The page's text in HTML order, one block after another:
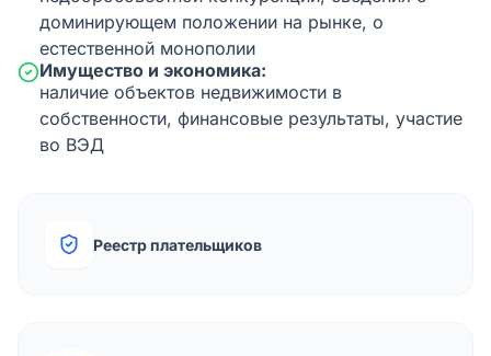
доминирующем положении на рынке, о
естественной монополии
Имущество и экономика:
наличие объектов недвижимости в
собственности, финансовые результаты, участие
во ВЭД
Реестр плательщиков